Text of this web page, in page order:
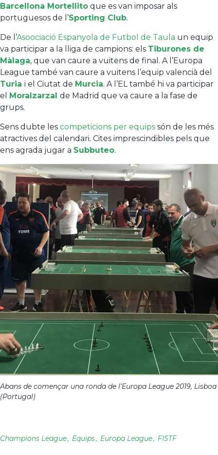
Barcellona Mortellito que es van imposar als
portuguesos de l’Sporting Club.
De l’Asoociació Espanyola de Futbol de Taula un equip
va participar a la lliga de campions: els Tiburones de
Màlaga, que van caure a vuitens de final. A l’Europa
League també van caure a vuitens l’equip valencià del
Turia i el Ciutat de Murcia. A l’EL també hi va participar
el
Moralzarzal de Madrid que va caure a la fase de
grups.
Sens dubte les competicions per equips són de les més
atractives del calendari. Cites imprescindibles pels que
ens agrada jugar a Subbuteo.
Abans de començar una ronda de l’Europa League 2019, Lisboa
(Portugal)
Champions League Equips Europa League FISTF